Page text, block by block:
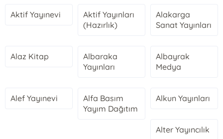
Aktif Yayınevi
Aktif Yayınları
(Hazırlık)
Alakarga
Sanat Yayınları
Alaz Kitap
Albaraka
Yayınları
Albayrak
Medya
Alef Yayınevi
Alfa Basım
Yayım Dağıtım
Alkun Yayınları
Alter Yayıncılık